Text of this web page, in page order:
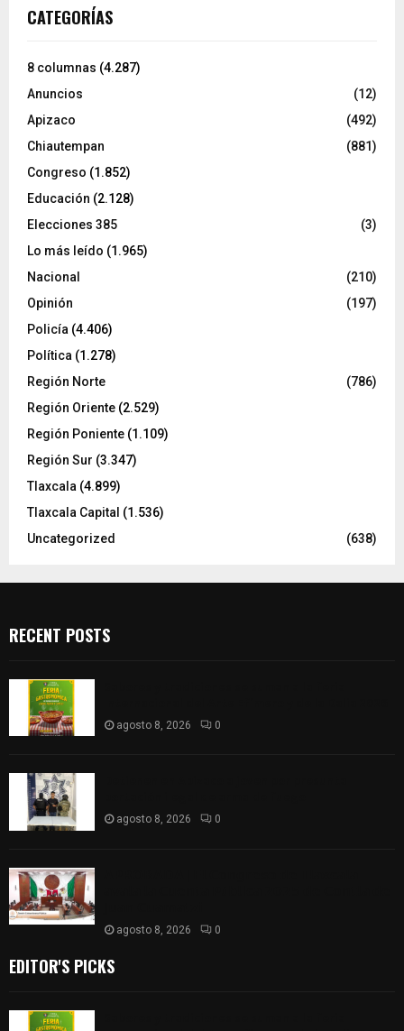
CATEGORÍAS
8 columnas (4.287)
Anuncios
(12)
Apizaco
(492)
Chiautempan
(881)
Congreso (1.852)
Educación (2.128)
Elecciones 385
(3)
Lo más leído (1.965)
Nacional
(210)
Opinión
(197)
Policía (4.406)
Política (1.278)
Región Norte
(786)
Región Oriente (2.529)
Región Poniente (1.109)
Región Sur (3.347)
Tlaxcala (4.899)
Tlaxcala Capital (1.536)
Uncategorized
(638)
RECENT POSTS
agosto 8, 2026 0
agosto 8, 2026 0
agosto 8, 2026 0
EDITOR'S PICKS